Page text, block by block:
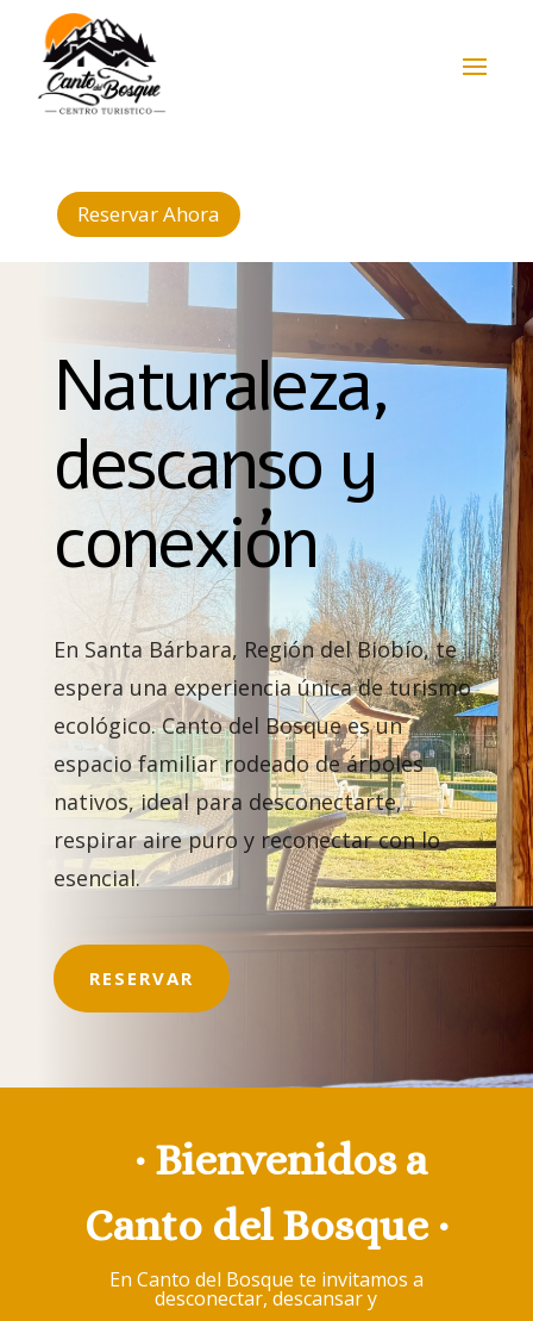
Reservar Ahora
Naturaleza,
descanso y
conexión
En Santa Bárbara, Región del Biobío, te
espera una experiencia única de turismo
ecológico. Canto del Bosque es un
espacio familiar rodeado de árboles
nativos, ideal para desconectarte,
respirar aire puro y reconectar con lo
esencial.
RESERVAR
· Bienvenidos a
Canto del Bosque ·
En Canto del Bosque te invitamos a
desconectar, descansar y